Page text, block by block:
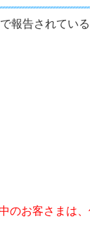
報告されてい
のお客さまは